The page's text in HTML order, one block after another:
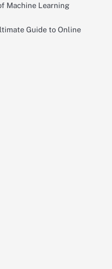
Machine Learning
Guide to Online